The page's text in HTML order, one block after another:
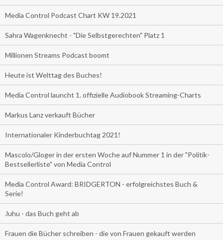
Media Control Podcast Chart KW 19.2021
Sahra Wagenknecht - "Die Selbstgerechten" Platz 1
Millionen Streams Podcast boomt
Heute ist Welttag des Buches!
Media Control launcht 1. offizielle Audiobook Streaming-Charts
Markus Lanz verkauft Bücher
Internationaler Kinderbuchtag 2021!
Mascolo/Gloger in der ersten Woche auf Nummer 1 in der "Politik-
Bestsellerliste" von Media Control
Media Control Award: BRIDGERTON - erfolgreichstes Buch &
Serie!
Juhu - das Buch geht ab
Frauen die Bücher schreiben - die von Frauen gekauft werden